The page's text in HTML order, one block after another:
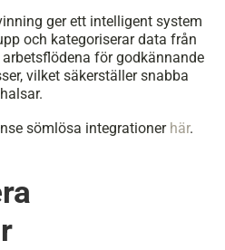
ger ett intelligent system
och kategoriserar data från
för godkännande
vilket säkerställer snabba
sömlösa integrationer här.